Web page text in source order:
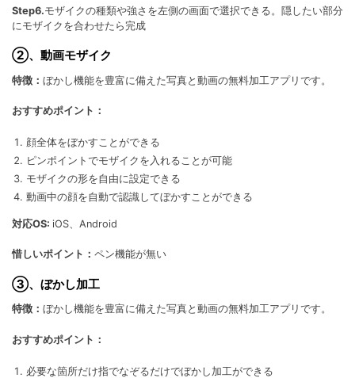
Step6.モザイクの種類や強さを左側の画面で選択できる。隠したい部分
にモザイクを合わせたら完成
②、動画モザイク
特徴： ぼかし機能を豊富に備えた写真と動画の無料加工アプリです。
おすすめポイント：
顔全体をぼかすことができる
ピンポイントでモザイクを入れることが可能
モザイクの形を自由に設定できる
動画中の顔を自動で認識してぼかすことができる
対応OS: iOS、Android
惜しいポイント： ペン機能が無い
③、ぼかし加工
特徴： ぼかし機能を豊富に備えた写真と動画の無料加工アプリです。
おすすめポイント：
必要な箇所だけ指でなぞるだけでぼかし加工ができる